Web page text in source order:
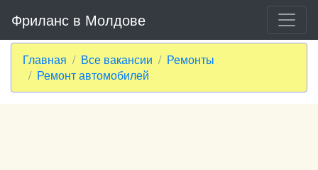
Фриланс в Молдове
Главная Все вакансии
Ремонты
Ремонт автомобилей